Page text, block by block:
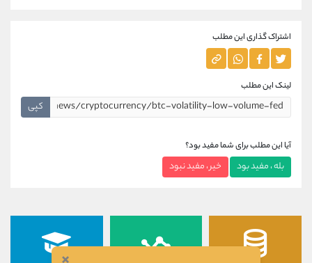
اشتراک گذاری این مطلب
لینک این مطلب
کپی
آیا این مطلب برای شما مفید بود؟
بله ، مفید بود خیر ، مفید نبود